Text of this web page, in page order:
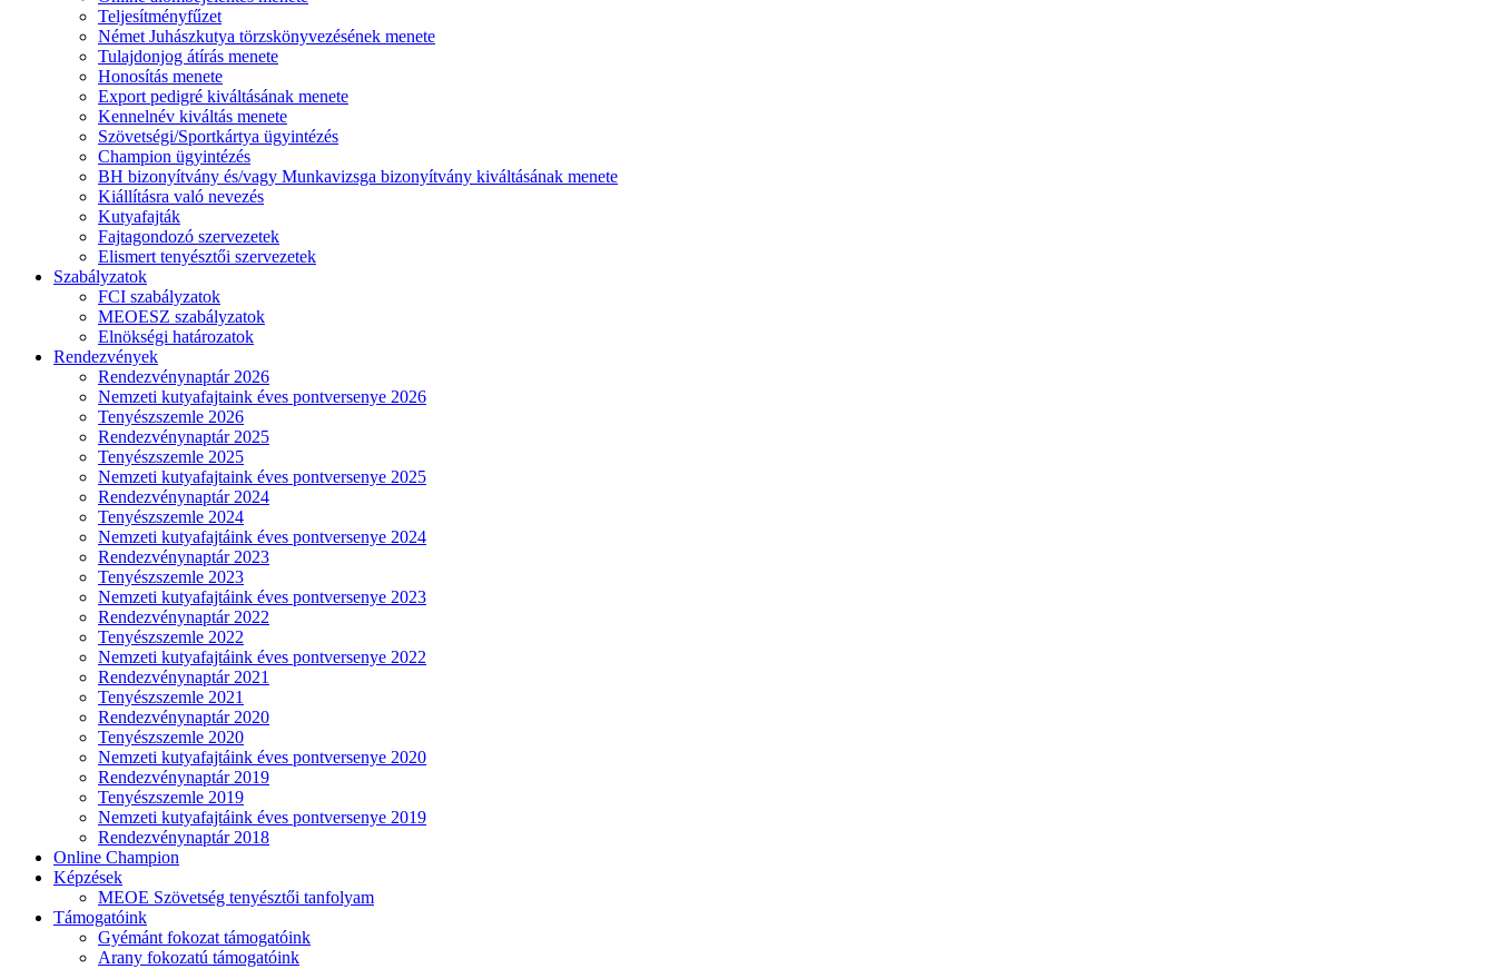
Teljesítményfűzet
Német Juhászkutya törzskönyvezésének menete
Tulajdonjog átírás menete
Honosítás menete
Export pedigré kiváltásának menete
Kennelnév kiváltás menete
Szövetségi/Sportkártya ügyintézés
Champion ügyintézés
BH bizonyítvány és/vagy Munkavizsga bizonyítvány kiváltásának menete
Kiállításra való nevezés
Kutyafajták
Fajtagondozó szervezetek
Elismert tenyésztői szervezetek
Szabályzatok
FCI szabályzatok
MEOESZ szabályzatok
Elnökségi határozatok
Rendezvények
Rendezvénynaptár 2026
Nemzeti kutyafajtaink éves pontversenye 2026
Tenyészszemle 2026
Rendezvénynaptár 2025
Tenyészszemle 2025
Nemzeti kutyafajtaink éves pontversenye 2025
Rendezvénynaptár 2024
Tenyészszemle 2024
Nemzeti kutyafajtáink éves pontversenye 2024
Rendezvénynaptár 2023
Tenyészszemle 2023
Nemzeti kutyafajtáink éves pontversenye 2023
Rendezvénynaptár 2022
Tenyészszemle 2022
Nemzeti kutyafajtáink éves pontversenye 2022
Rendezvénynaptár 2021
Tenyészszemle 2021
Rendezvénynaptár 2020
Tenyészszemle 2020
Nemzeti kutyafajtáink éves pontversenye 2020
Rendezvénynaptár 2019
Tenyészszemle 2019
Nemzeti kutyafajtáink éves pontversenye 2019
Rendezvénynaptár 2018
Online Champion
Képzések
MEOE Szövetség tenyésztői tanfolyam
Támogatóink
Gyémánt fokozat támogatóink
Arany fokozatú támogatóink